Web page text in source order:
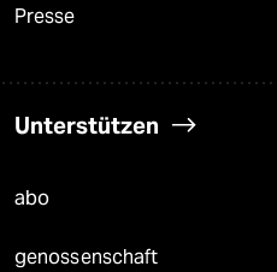
Presse
Unterstützen
abo
genossenschaft